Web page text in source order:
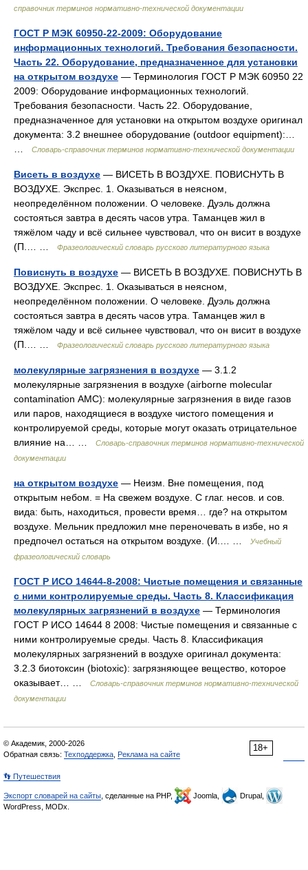
справочник терминов нормативно-технической документации
ГОСТ Р МЭК 60950-22-2009: Оборудование
информационных технологий. Требования безопасности.
Часть 22. Оборудование, предназначенное для установки
на открытом воздухе — Терминология ГОСТ Р МЭК 60950 22
2009: Оборудование информационных технологий.
Требования безопасности. Часть 22. Оборудование,
предназначенное для установки на открытом воздухе оригинал
документа: 3.2 внешнее оборудование (outdoor equipment):…
Словарь-справочник терминов нормативно-технической документации
Висеть в воздухе — ВИСЕТЬ В ВОЗДУХЕ. ПОВИСНУТЬ В
ВОЗДУХЕ. Экспрес. 1. Оказываться в неясном,
неопределённом положении. О человеке. Дуэль должна
состояться завтра в десять часов утра. Таманцев жил в
тяжёлом чаду и всё сильнее чувствовал, что он висит в воздухе
(П.… …
Фразеологический словарь русского литературного языка
Повиснуть в воздухе — ВИСЕТЬ В ВОЗДУХЕ. ПОВИСНУТЬ В
ВОЗДУХЕ. Экспрес. 1. Оказываться в неясном,
неопределённом положении. О человеке. Дуэль должна
состояться завтра в десять часов утра. Таманцев жил в
тяжёлом чаду и всё сильнее чувствовал, что он висит в воздухе
(П.… …
Фразеологический словарь русского литературного языка
молекулярные загрязнения в воздухе — 3.1.2
молекулярные загрязнения в воздухе (airborne molecular
contamination АМС): молекулярные загрязнения в виде газов
или паров, находящиеся в воздухе чистого помещения и
контролируемой среды, которые могут оказать отрицательное
влияние на… …
Словарь-справочник терминов нормативно-технической
документации
на открытом воздухе — Неизм. Вне помещения, под
открытым небом. = На свежем воздухе. С глаг. несов. и сов.
вида: быть, находиться, провести время… где? на открытом
воздухе. Мельник предложил мне переночевать в избе, но я
предпочел остаться на открытом воздухе. (И.… …
Учебный
фразеологический словарь
ГОСТ Р ИСО 14644-8-2008: Чистые помещения и связанные
с ними контролируемые среды. Часть 8. Классификация
молекулярных загрязнений в воздухе — Терминология
ГОСТ Р ИСО 14644 8 2008: Чистые помещения и связанные с
ними контролируемые среды. Часть 8. Классификация
молекулярных загрязнений в воздухе оригинал документа:
3.2.3 биотоксин (biotoxic): загрязняющее вещество, которое
оказывает… …
Словарь-справочник терминов нормативно-технической
документации
18+
© Академик, 2000-2026
Обратная связь: Техподдержка Реклама на сайте
👣 Путешествия
Экспорт словарей на сайты , сделанные на PHP, Joomla,
Drupal,
WordPress, MODx.